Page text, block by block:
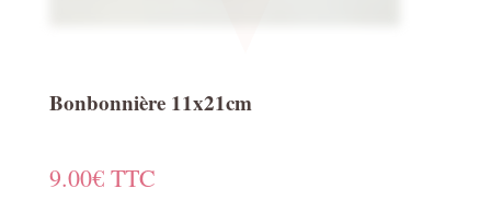
Bonbonnière 11x21cm
9.00€ TTC